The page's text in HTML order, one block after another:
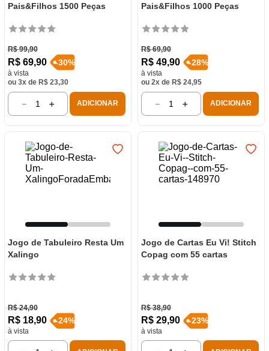
Pais&Filhos 1500 Peças
R$ 99,90
R$ 69,90
à vista
-30%
ou 3x de R$ 23,30
＋
－ ADICIONAR
Pais&Filhos 1000 Peças
R$ 69,90
R$ 49,90
à vista
-28%
ou 2x de R$ 24,95
＋
－ ADICIONAR
Jogo de Tabuleiro Resta Um
Xalingo
R$ 24,90
R$ 18,90
à vista
-24%
Jogo de Cartas Eu Vi! Stitch
Copag com 55 cartas
R$ 38,90
R$ 29,90
à vista
-23%